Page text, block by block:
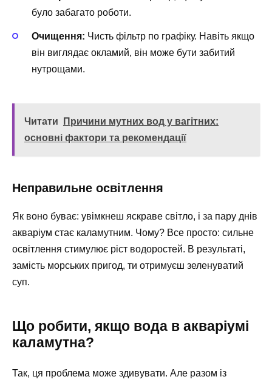
було забагато роботи.
Очищення: Чисть фільтр по графіку. Навіть якщо
він виглядає окламий, він може бути забитий
нутрощами.
Читати
Причини мутних вод у вагітних:
основні фактори та рекомендації
Неправильне освітлення
Як воно буває: увімкнеш яскраве світло, і за пару днів
акваріум стає каламутним. Чому? Все просто: сильне
освітлення стимулює ріст водоростей. В результаті,
замість морських пригод, ти отримуєш зеленуватий
суп.
Що робити, якщо вода в акваріумі
каламутна?
Так, ця проблема може здивувати. Але разом із